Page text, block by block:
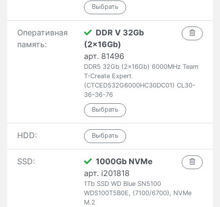
Оперативная
память:
DDR V 32Gb
(2x16Gb)
арт. 81496
DDR5 32Gb (2x16Gb) 6000MHz Team
T-Create Expert
(CTCED532G6000HC30DC01) CL30-
36-36-76
HDD:
SSD:
1000Gb NVMe
арт. i201818
1Tb SSD WD Blue SN5100
WDS100T5B0E, (7100/6700), NVMe
M.2